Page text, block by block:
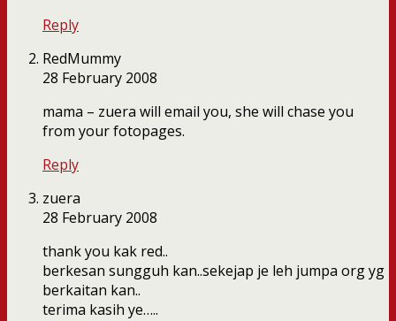
Reply
RedMummy
28 February 2008
mama – zuera will email you, she will chase you
from your fotopages.
Reply
zuera
28 February 2008
thank you kak red..
berkesan sungguh kan..sekejap je leh jumpa org yg
berkaitan kan..
terima kasih ye…..